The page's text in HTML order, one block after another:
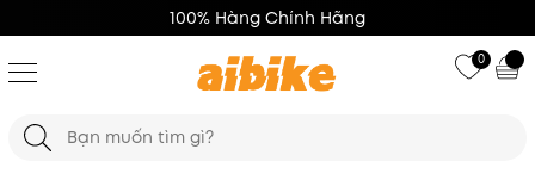
100% Hàng Chính Hãng
0